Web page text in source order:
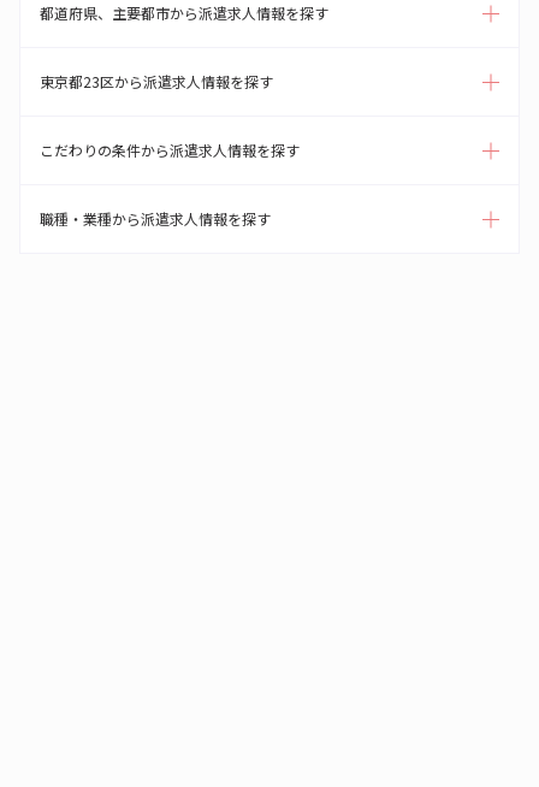
都道府県、主要都市から派遣求人情報を探す
東京都23区から派遣求人情報を探す
こだわりの条件から派遣求人情報を探す
職種・業種から派遣求人情報を探す